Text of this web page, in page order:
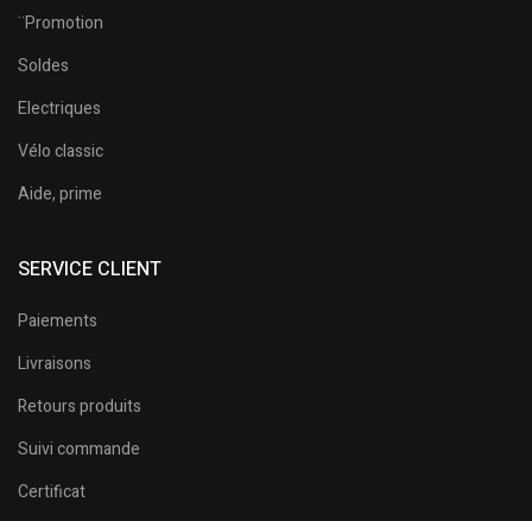
¨Promotion
Soldes
Electriques
Vélo classic
Aide, prime
SERVICE CLIENT
Paiements
Livraisons
Retours produits
Suivi commande
Certificat